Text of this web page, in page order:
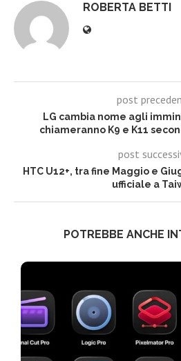
ROBERTA BETTI
post
LG cambia nome agli
chiameranno K9 e K11
post
HTC U12+, tra fine Maggio e
ufficiale a
POTREBBE ANCHE